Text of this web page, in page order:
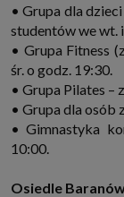
• Grupa dla
studentów we wt.
• Grupa Fitness
śr. o godz. 19:30.
• Grupa Pilates –
• Grupa dla osób
• Gimnastyka
10:00.
Osiedle